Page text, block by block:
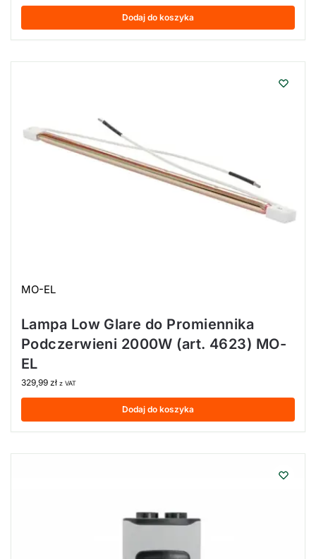
Dodaj do koszyka
MO-EL
Lampa Low Glare do Promiennika
Podczerwieni 2000W (art. 4623) MO-
EL
329,99 zł z VAT
Dodaj do koszyka